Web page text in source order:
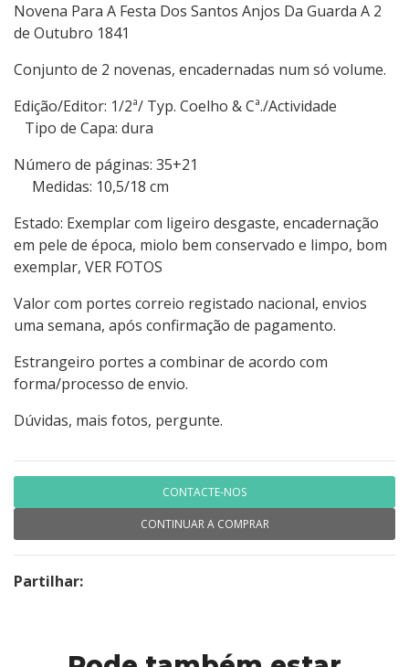
Novena Para A Festa Dos Santos Anjos Da Guarda A 2
de Outubro 1841
Conjunto de 2 novenas, encadernadas num só volume.
Edição/Editor: 1/2ª/ Typ. Coelho & Cª./Actividade
Tipo de Capa: dura
Número de páginas: 35+21
Medidas: 10,5/18 cm
Estado: Exemplar com ligeiro desgaste, encadernação
em pele de época, miolo bem conservado e limpo, bom
exemplar, VER FOTOS
Valor com portes correio registado nacional, envios
uma semana, após confirmação de pagamento.
Estrangeiro portes a combinar de acordo com
forma/processo de envio.
Dúvidas, mais fotos, pergunte.
CONTACTE-NOS
CONTINUAR A COMPRAR
Partilhar: